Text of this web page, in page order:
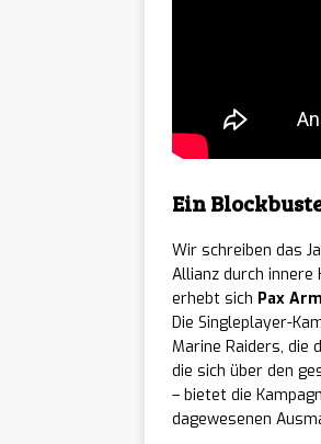
Ein
Wir schreiben das
Allianz durch innere
erhebt sich Pax
Die Singleplayer-
Marine Raiders, die
die sich über den
– bietet die
dagewesenen